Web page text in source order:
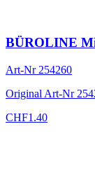
BÜROLINE
Art-Nr 254260
Original Art-Nr
CHF1.40